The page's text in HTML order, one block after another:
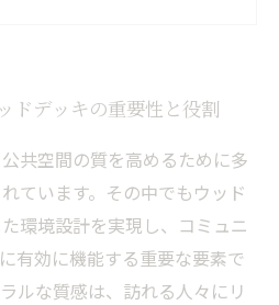
ドデッキの重要性と役割
共空間の質を高めるために多
ています。その中でもウッド
環境設計を実現し、コミュニ
有効に機能する重要な要素で
ルな質感は、訪れる人々にリ